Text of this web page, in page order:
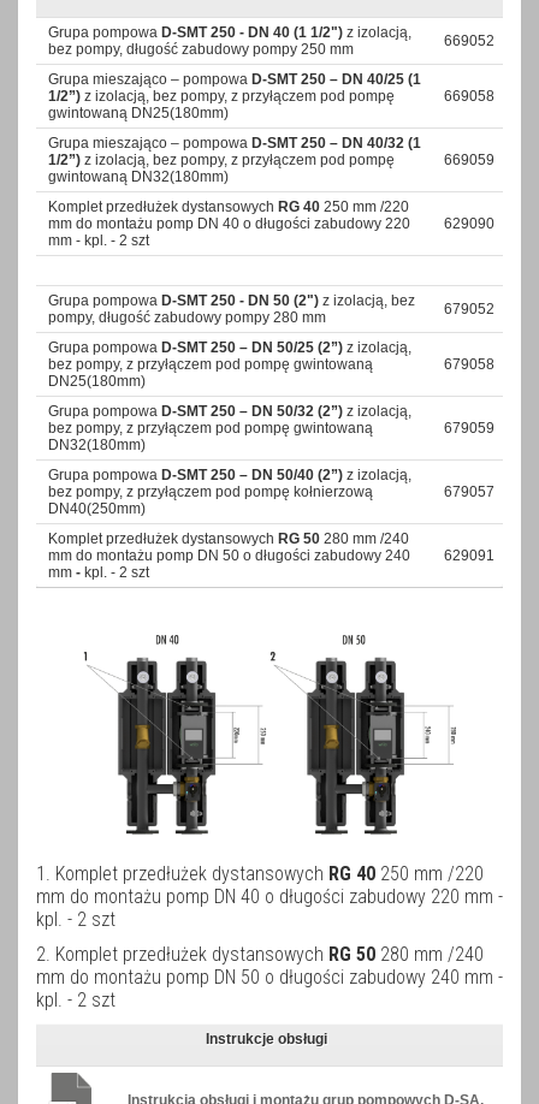
Grupa pompowa D-SMT 250 - DN 40 (1 1/2") z izolacją,
bez pompy, długość zabudowy pompy 250 mm
669052
Grupa mieszająco – pompowa D-SMT 250 – DN 40/25 (1
1/2”) z izolacją, bez pompy, z przyłączem pod pompę
gwintowaną DN25(180mm)
669058
Grupa mieszająco – pompowa D-SMT 250 – DN 40/32 (1
1/2”) z izolacją, bez pompy, z przyłączem pod pompę
gwintowaną DN32(180mm)
669059
Komplet przedłużek dystansowych RG 40 250 mm /220
mm do montażu pomp DN 40 o długości zabudowy 220
mm - kpl. - 2 szt
629090
Grupa pompowa D-SMT 250 - DN 50 (2") z izolacją, bez
pompy, długość zabudowy pompy 280 mm
679052
Grupa pompowa D-SMT 250 – DN 50/25 (2”) z izolacją,
bez pompy, z przyłączem pod pompę gwintowaną
DN25(180mm)
679058
Grupa pompowa D-SMT 250 – DN 50/32 (2”) z izolacją,
bez pompy, z przyłączem pod pompę gwintowaną
DN32(180mm)
679059
Grupa pompowa D-SMT 250 – DN 50/40 (2”) z izolacją,
bez pompy, z przyłączem pod pompę kołnierzową
DN40(250mm)
679057
Komplet przedłużek dystansowych RG 50 280 mm /240
mm do montażu pomp DN 50 o długości zabudowy 240
mm - kpl. - 2 szt
629091
1. Komplet przedłużek dystansowych RG 40 250 mm /220
mm do montażu pomp DN 40 o długości zabudowy 220 mm -
kpl. - 2 szt
2. Komplet przedłużek dystansowych RG 50 280 mm /240
mm do montażu pomp DN 50 o długości zabudowy 240 mm -
kpl. - 2 szt
Instrukcje obsługi
Instrukcja obsługi i montażu grup pompowych D-SA,